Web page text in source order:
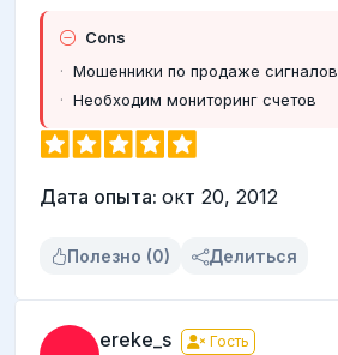
Cons
Мошенники по продаже сигналов
Необходим мониторинг счетов
Дата опыта: окт 20, 2012
Полезно (0) Делиться
ereke_s Гость